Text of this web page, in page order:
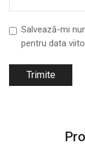
Salvează-mi
pentru data